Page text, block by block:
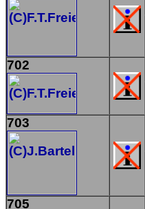
702
703
705